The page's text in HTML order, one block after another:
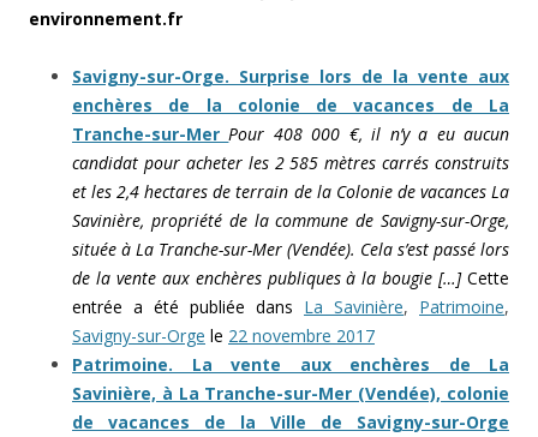
environnement.fr
Savigny-sur-Orge. Surprise lors de la vente aux
enchères de la colonie de vacances de La
Tranche-sur-MerPour 408 000 €, il n’y a eu aucun
candidat pour acheter les 2 585 mètres carrés construits
et les 2,4 hectares de terrain de la Colonie de vacances La
Savinière, propriété de la commune de Savigny-sur-Orge,
située à La Tranche-sur-Mer (Vendée). Cela s’est passé lors
de la vente aux enchères publiques à la bougie […] Cette
entrée a été publiée dans La Savinière, Patrimoine,
Savigny-sur-Orge le 22 novembre 2017
Patrimoine. La vente aux enchères de La
Savinière, à La Tranche-sur-Mer (Vendée), colonie
de vacances de la Ville de Savigny-sur-Orge